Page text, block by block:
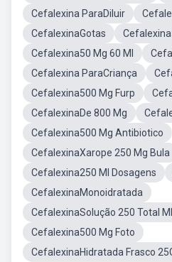
Cefalexina ParaDiluir
CefalexinaGotas
Cefalexina50 Mg 60 Ml
Cefalexina ParaCriança
Cefalexina500 Mg Furp
CefalexinaDe 800 Mg
Cefalexina500 Mg Antibiotico
CefalexinaXarope 250 Mg Bula
Cefalexina250 Ml Dosagens
CefalexinaMonoidratada
CefalexinaSolução 250 Total Ml
Cefalexina500 Mg Foto
CefalexinaHidratada Frasco